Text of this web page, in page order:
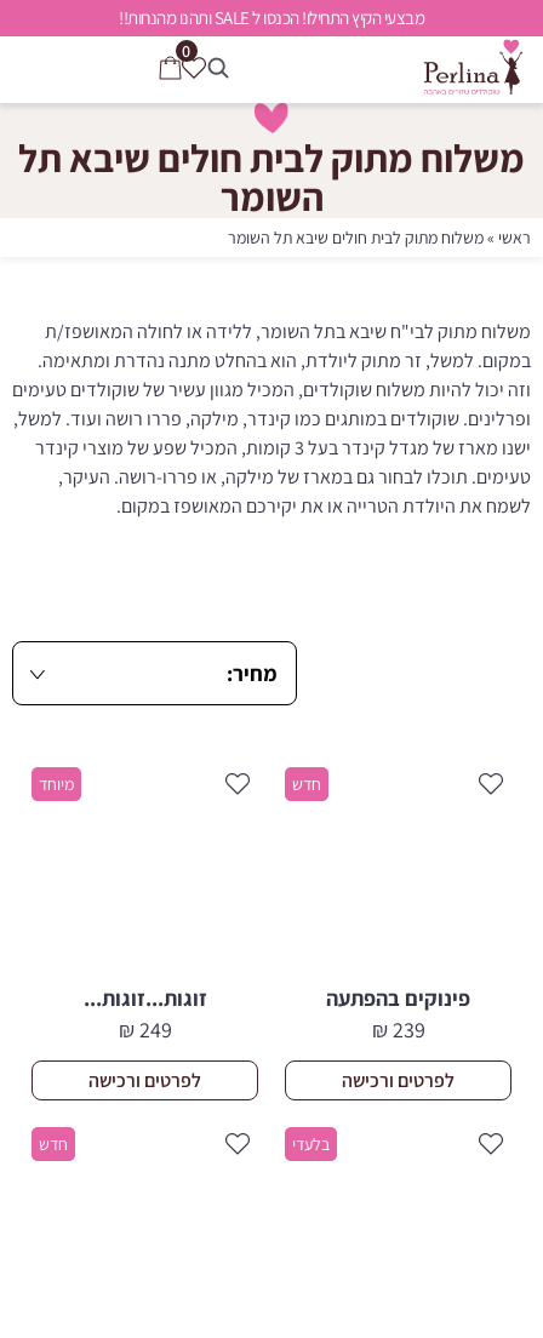
מבצעי הקיץ התחילו! הכנסו ל SALE ותהנו מהנחות!!
0
משלוח מתוק לבית חולים שיבא תל
השומר
ראשי »משלוח מתוק לבית חולים שיבא תל השומר
משלוח מתוק לבי"ח שיבא בתל השומר, ללידה או לחולה המאושפז/ת
במקום. למשל, זר מתוק ליולדת, הוא בהחלט מתנה נהדרת ומתאימה.
וזה יכול להיות משלוח שוקולדים, המכיל מגוון עשיר של שוקולדים טעימים
ופרלינים. שוקולדים במותגים כמו קינדר, מילקה, פררו רושה ועוד. למשל,
ישנו מארז של מגדל קינדר בעל 3 קומות, המכיל שפע של מוצרי קינדר
טעימים. תוכלו לבחור גם במארז של מילקה, או פררו-רושה. העיקר,
לשמח את היולדת הטרייה או את יקירכם המאושפז במקום.
חדש
פינוקים בהפתעה
239
₪
לפרטים ורכישה
מיוחד
זוגות...זוגות...
249
₪
לפרטים ורכישה
בלעדי חדש